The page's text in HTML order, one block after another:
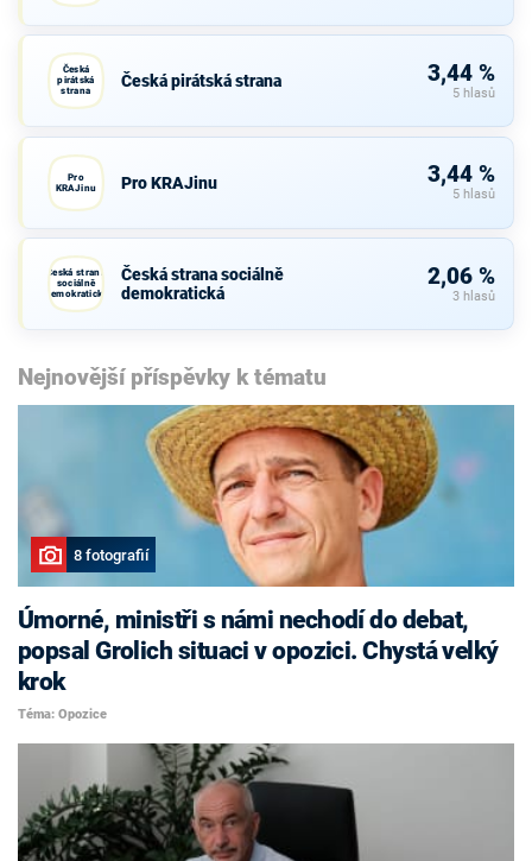
Česká
pirátská
strana
Česká pirátská strana 3,44 %
5 hlasů
Pro
KRAJinu
Pro KRAJinu 3,44 %
5 hlasů
Česká strana
sociálně
demokratická
Česká strana sociálně
demokratická
2,06 %
3 hlasů
Nejnovější příspěvky k tématu
8 fotografií
Úmorné, ministři s námi nechodí do debat,
popsal Grolich situaci v opozici. Chystá velký
krok
Téma: Opozice